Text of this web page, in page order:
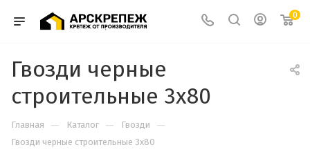
0
Гвозди черные
строительные 3х80
Главная — Каталог — Гвозди —
Гвозди черные строительные 3х80